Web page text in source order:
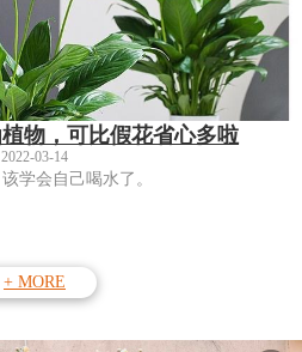
物，可比假花省心多啦
2022-03-14
学会自己喝水了。
+ MORE